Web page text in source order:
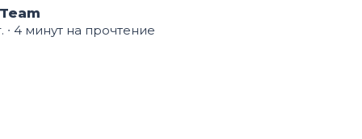
∙ 4 минут на прочтение